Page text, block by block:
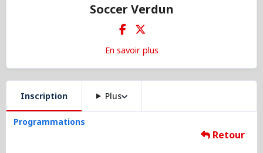
Soccer Verdun
En savoir plus
Inscription Plus
Programmations
Retour